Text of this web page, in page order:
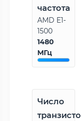
частота
AMD E1-
1500
1480
МГц
Число